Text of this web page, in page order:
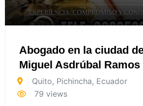
Abogado en la ciudad
Miguel Asdrúbal Ramos
Quito, Pichincha, Ecuador
79 views